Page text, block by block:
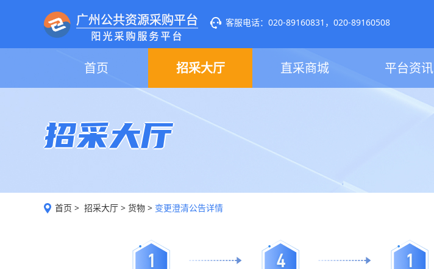
客服电话：020-89160831，020-89160508
首页 招采大厅 直采商城 平台资讯
招采大厅
首页 > 招采大厅 > 货物 > 变更澄清公告详情
1 4 1